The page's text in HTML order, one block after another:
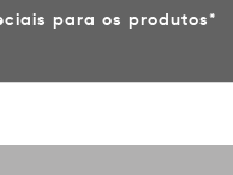
para os produtos*